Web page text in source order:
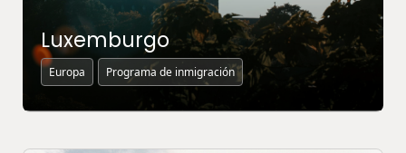
Luxemburgo
Europa Programa de inmigración